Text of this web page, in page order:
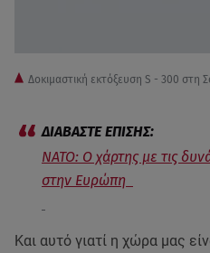
Δοκιμαστική εκτόξευση S - 300
ΝΑΤΟ: Ο χάρτης με τις
στην Ευρώπη
Και αυτό γιατί η χώρα μας